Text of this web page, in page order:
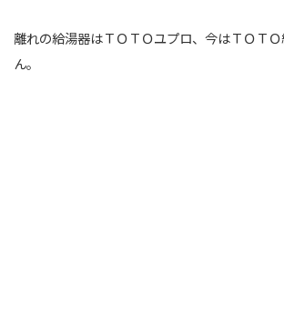
離れの給湯器はＴＯＴＯユプロ、今はＴＯＴ
ん。